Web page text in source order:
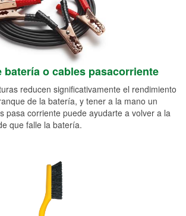
batería o cables pasacorriente
reducen significativamente el rendimiento
de la batería, y tener a la mano un
pasa corriente puede ayudarte a volver a la
que falle la batería.